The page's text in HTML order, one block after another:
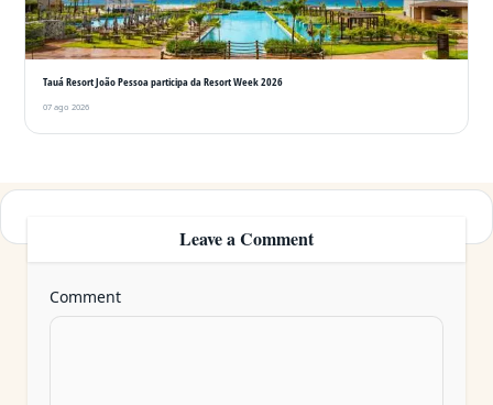
Tauá Resort João Pessoa participa da Resort Week 2026
07 ago 2026
Leave a Comment
Comment